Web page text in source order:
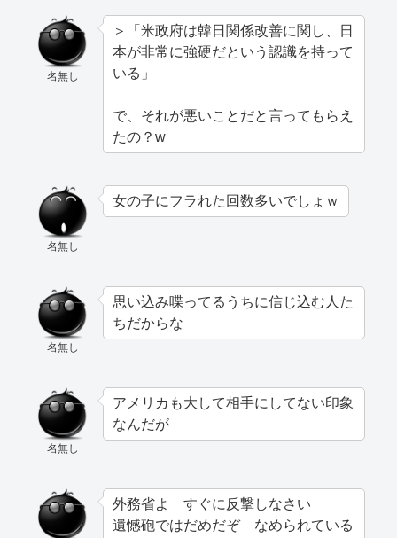
名無し
＞「米政府は韓日関係改善に関し、日
本が非常に強硬だという認識を持って
いる」
で、それが悪いことだと言ってもらえ
たの？w
名無し
女の子にフラれた回数多いでしょｗ
名無し
思い込み喋ってるうちに信じ込む人た
ちだからな
名無し
アメリカも大して相手にしてない印象
なんだが
外務省よ すぐに反撃しなさい
遺憾砲ではだめだぞ なめられている